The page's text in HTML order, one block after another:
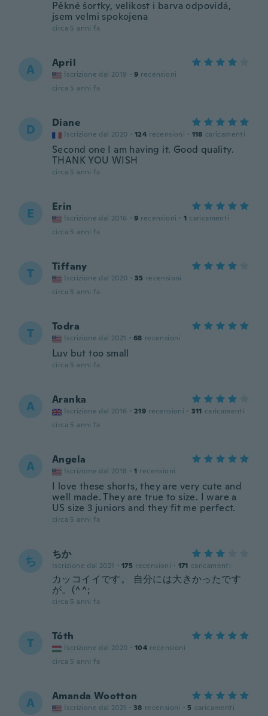
Pěkné šortky, velikost i barva odpovídá,
jsem velmi spokojena
circa 5 anni fa
A April
Iscrizione dal 2019 · 9 recensioni
circa 5 anni fa
D Diane
Iscrizione dal 2020 · 124 recensioni · 118 caricamenti
Second one I am having it. Good quality.
THANK YOU WISH
circa 5 anni fa
E Erin
Iscrizione dal 2016 · 9 recensioni · 1 caricamenti
circa 5 anni fa
T Tiffany
Iscrizione dal 2020 · 35 recensioni
circa 5 anni fa
T Todra
Iscrizione dal 2021 · 68 recensioni
Luv but too small
circa 5 anni fa
A Aranka
Iscrizione dal 2016 · 219 recensioni · 311 caricamenti
circa 5 anni fa
A Angela
Iscrizione dal 2018 · 1 recensioni
I love these shorts, they are very cute and
well made. They are true to size. I ware a
US size 3 juniors and they fit me perfect.
circa 5 anni fa
ち ちか
Iscrizione dal 2021 · 175 recensioni · 171 caricamenti
カッコイイです。 自分には大きかったです
が。(^^;
circa 5 anni fa
T Tóth
Iscrizione dal 2020 · 104 recensioni
circa 5 anni fa
A Amanda Wootton
Iscrizione dal 2021 · 38 recensioni · 5 caricamenti